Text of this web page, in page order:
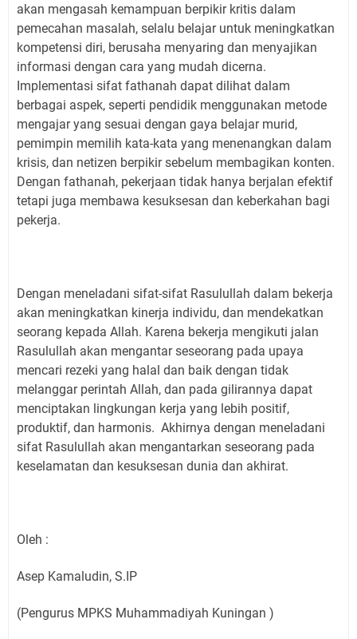
akan mengasah kemampuan berpikir kritis dalam
pemecahan masalah, selalu belajar untuk meningkatkan
kompetensi diri, berusaha menyaring dan menyajikan
informasi dengan cara yang mudah dicerna.
Implementasi sifat fathanah dapat dilihat dalam
berbagai aspek, seperti pendidik menggunakan metode
mengajar yang sesuai dengan gaya belajar murid,
pemimpin memilih kata-kata yang menenangkan dalam
krisis, dan netizen berpikir sebelum membagikan konten.
Dengan fathanah, pekerjaan tidak hanya berjalan efektif
tetapi juga membawa kesuksesan dan keberkahan bagi
pekerja.
Dengan meneladani sifat-sifat Rasulullah dalam bekerja
akan meningkatkan kinerja individu, dan mendekatkan
seorang kepada Allah. Karena bekerja mengikuti jalan
Rasulullah akan mengantar seseorang pada upaya
mencari rezeki yang halal dan baik dengan tidak
melanggar perintah Allah, dan pada gilirannya dapat
menciptakan lingkungan kerja yang lebih positif,
produktif, dan harmonis. Akhirnya dengan meneladani
sifat Rasulullah akan mengantarkan seseorang pada
keselamatan dan kesuksesan dunia dan akhirat.
Oleh :
Asep Kamaludin, S.IP
(Pengurus MPKS Muhammadiyah Kuningan )